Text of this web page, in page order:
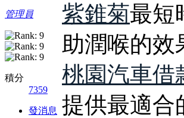
管理員
積分
7359
發消息
紫錐菊最短
助潤喉的效
桃園汽車借
提供最適合